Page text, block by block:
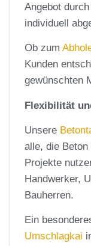
Angebot
individuell
Ob zum
Kunden
gewünschten
Flexibilität
Unsere
alle, die
Projekte
Handwerker,
Bauherren.
Ein
Umschlagkai